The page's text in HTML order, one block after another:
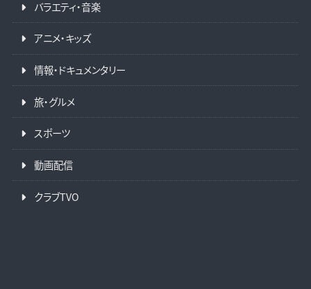
バラエティ・音楽
アニメ・キッズ
情報・ドキュメンタリー
旅・グルメ
スポーツ
動画配信
クラブTVO